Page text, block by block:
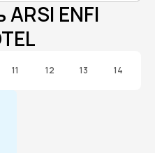
ENFI
11 12 13 14